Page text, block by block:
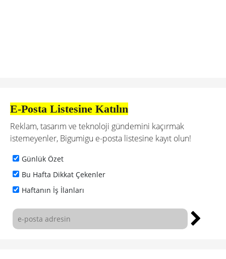
E-Posta Listesine Katılın
Reklam, tasarım ve teknoloji gündemini kaçırmak
istemeyenler, Bigumigu e-posta listesine kayıt olun!
Günlük Özet
Bu Hafta Dikkat Çekenler
Haftanın İş İlanları